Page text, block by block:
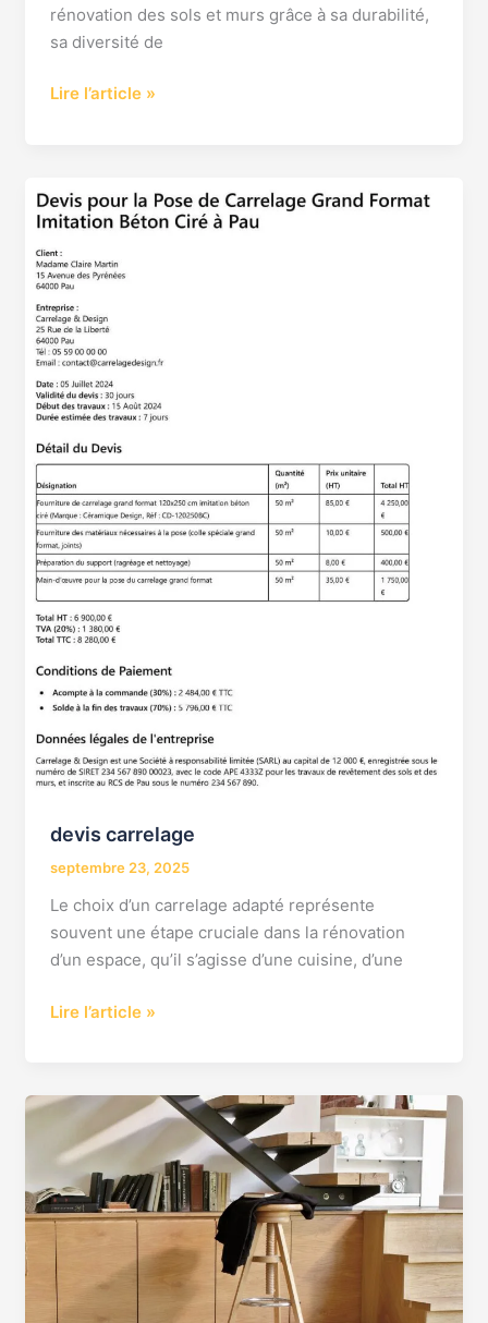
rénovation des sols et murs grâce à sa durabilité,
sa diversité de
Lire l’article »
devis carrelage
septembre 23, 2025
Le choix d’un carrelage adapté représente
souvent une étape cruciale dans la rénovation
d’un espace, qu’il s’agisse d’une cuisine, d’une
devis
carrelage
Lire l’article »
pose
carrelage